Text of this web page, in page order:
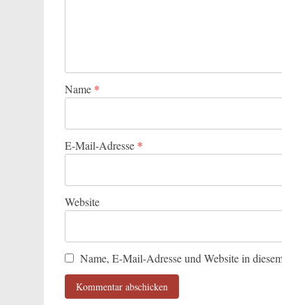
Name *
E-Mail-Adresse *
Website
Name, E-Mail-Adresse und Website in